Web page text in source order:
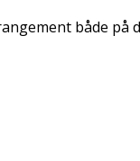
både på